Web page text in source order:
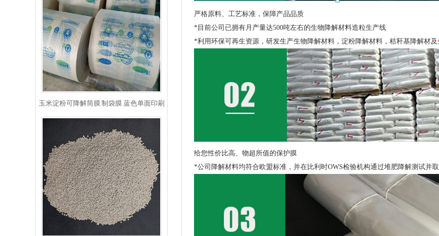
玉米淀粉可降解筒膜 制袋膜 蓝色单面印刷
严格原料、工艺标准，保障产品品质
*目前公司已拥有月产量达500吨左右的生物降解材料造粒生产线
*利用环保可再生资源，研发生产生物降解材料，淀粉降解材料，秸秆基降解材及
给您性价比高、物超所值的保护膜
*公司降解材料均符合欧盟标准，并在比利时OWS检验机构通过堆肥降解测试并